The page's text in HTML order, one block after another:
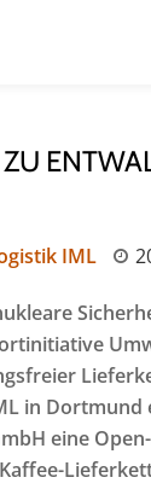
IML
in Dortmund
eine